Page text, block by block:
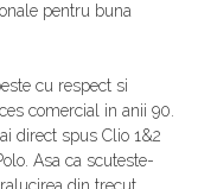
pentru buna
cu respect si
comercial in anii 90.
direct spus Clio 1&2
Asa ca scuteste-